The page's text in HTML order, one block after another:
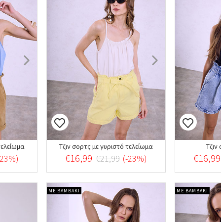
Τζιν σορτς με γυριστό τελείωμα
€16,99 €21,99 (-23%) €16,99
ΜΕ ΒΑΜΒΑΚΙ ΜΕ ΒΑΜΒΑΚΙ